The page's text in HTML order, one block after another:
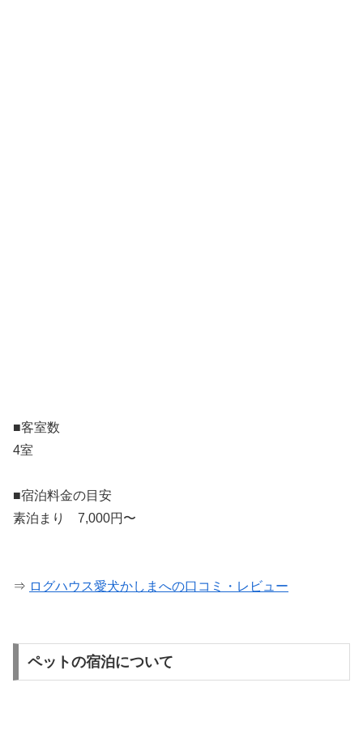
■客室数
4室
■宿泊料金の目安
素泊まり 7,000円〜
⇒ ログハウス愛犬かしまへの口コミ・レビュー
ペットの宿泊について